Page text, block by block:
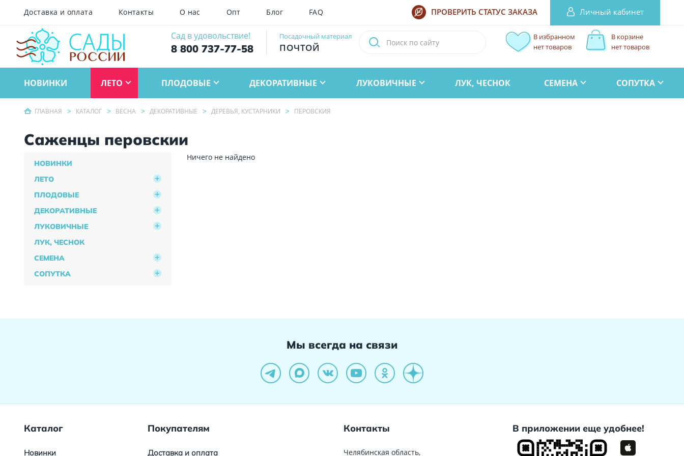
Доставка и оплата Контакты О нас Опт Блог FAQ ПРОВЕРИТЬ СТАТУС ЗАКАЗА Личный кабинет
Сад в удовольствие!
8 800 737-77-58
Посадочный материал
ПОЧТОЙ
В корзине
нет товаров
В избранном
нет товаров
НОВИНКИ ЛЕТО ПЛОДОВЫЕ ДЕКОРАТИВНЫЕ ЛУКОВИЧНЫЕ ЛУК, ЧЕСНОК СЕМЕНА СОПУТКА
ГЛАВНАЯ КАТАЛОГ ВЕСНА ДЕКОРАТИВНЫЕ ДЕРЕВЬЯ, КУСТАРНИКИ ПЕРОВСКИЯ
Саженцы перовскии
НОВИНКИ
ЛЕТО
ПЛОДОВЫЕ
ДЕКОРАТИВНЫЕ
ЛУКОВИЧНЫЕ
ЛУК, ЧЕСНОК
СЕМЕНА
СОПУТКА
Ничего не найдено
Мы всегда на связи
Каталог
Новинки
Покупателям
Доставка и оплата
Контакты
Челябинская область,
В приложении еще удобнее!